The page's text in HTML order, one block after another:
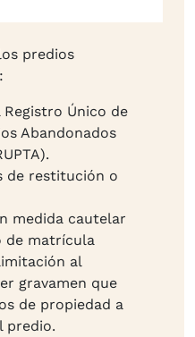
predios
Único de
Abandonados
de restitución o
medida cautelar
de matrícula
al
gravamen que
de propiedad a
predio.